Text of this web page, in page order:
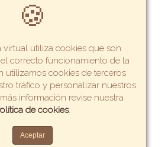
Tarifas y zonas de reparto
🍪
virtual utiliza cookies que son
correcto funcionamiento de la
utilizamos cookies de terceros
tráfico y personalizar nuestros
información revise nuestra
de cookies.
Aceptar